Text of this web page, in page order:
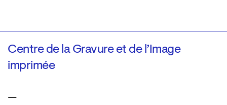
Centre de la Gravure et de l’Image
imprimée
—